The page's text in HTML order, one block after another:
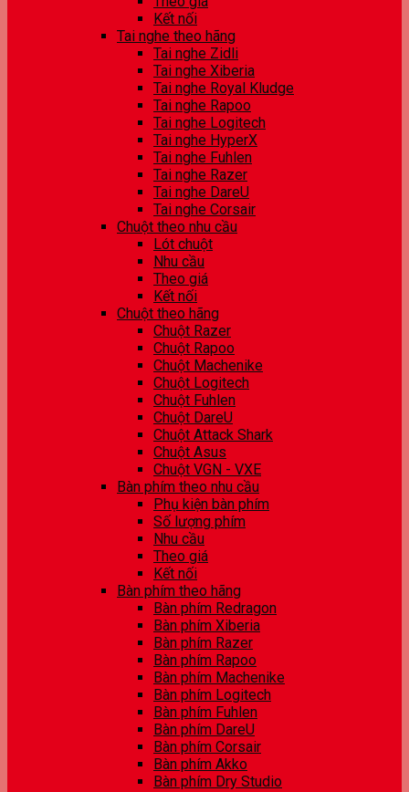
Kết nối
Tai nghe theo hãng
Tai nghe Zidli
Tai nghe Xiberia
Tai nghe Royal Kludge
Tai nghe Rapoo
Tai nghe Logitech
Tai nghe HyperX
Tai nghe Fuhlen
Tai nghe Razer
Tai nghe DareU
Tai nghe Corsair
Chuột theo nhu cầu
Lót chuột
Nhu cầu
Theo giá
Kết nối
Chuột theo hãng
Chuột Razer
Chuột Rapoo
Chuột Machenike
Chuột Logitech
Chuột Fuhlen
Chuột DareU
Chuột Attack Shark
Chuột Asus
Chuột VGN - VXE
Bàn phím theo nhu cầu
Phụ kiện bàn phím
Số lượng phím
Nhu cầu
Theo giá
Kết nối
Bàn phím theo hãng
Bàn phím Redragon
Bàn phím Xiberia
Bàn phím Razer
Bàn phím Rapoo
Bàn phím Machenike
Bàn phím Logitech
Bàn phím Fuhlen
Bàn phím DareU
Bàn phím Corsair
Bàn phím Akko
Bàn phím Dry Studio